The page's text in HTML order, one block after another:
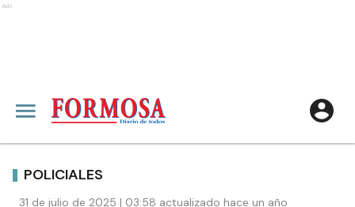
Ads
POLICIALES
31 de julio de 2025 | 03:58 actualizado hace un año